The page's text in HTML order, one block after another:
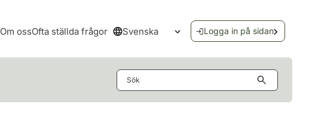
Om ossOfta ställda frågor Svenska
Öppna språkmenyn
Logga in på sidan